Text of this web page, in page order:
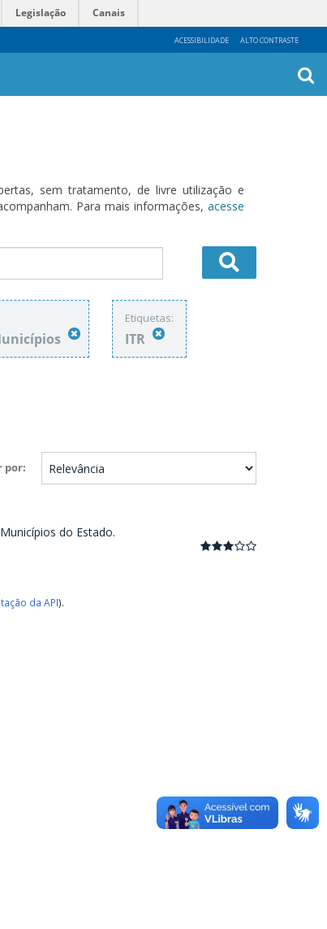
ACESSIBILIDADE ALTO CONTRASTE
Legislação Canais
sem tratamento, de livre utilização e
Para mais informações, acesse
Etiquetas:
ITR
por
do Estado.
da API).